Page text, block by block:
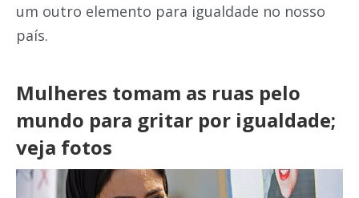
um outro elemento para igualdade no nosso
país.
Mulheres tomam as ruas pelo
mundo para gritar por igualdade;
veja fotos